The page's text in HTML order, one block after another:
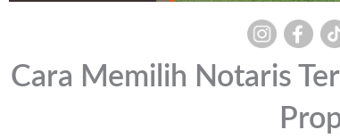
Cara Memilih Notaris